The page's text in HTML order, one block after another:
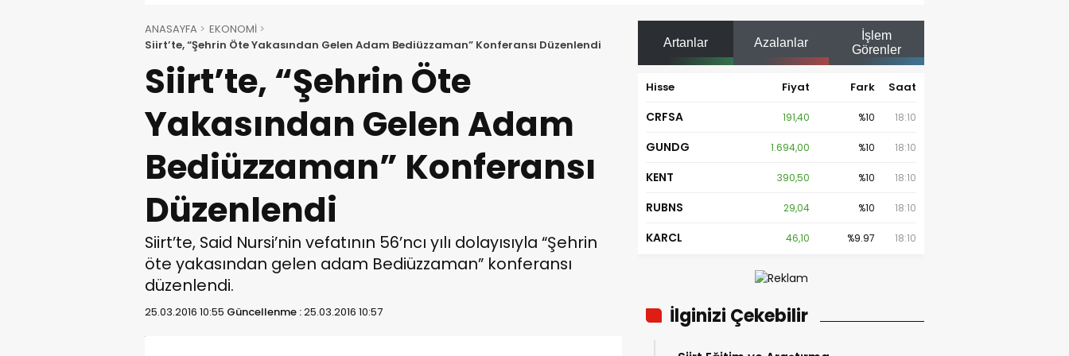
ANASAYFA
EKONOMİ
Siirt’te, “Şehrin Öte Yakasından Gelen Adam Bediüzzaman” Konferansı Düzenlendi
Siirt’te, “Şehrin Öte
Yakasından Gelen Adam
Bediüzzaman” Konferansı
Düzenlendi
Siirt’te, Said Nursi’nin vefatının 56’ncı yılı dolayısıyla “Şehrin
öte yakasından gelen adam Bediüzzaman” konferansı
düzenlendi.
25.03.2016 10:55 Güncellenme :25.03.2016 10:57
Artanlar Azalanlar
İşlem
Görenler
Hisse Fiyat Fark Saat
CRFSA 191,40 %10 18:10
GUNDG 1.694,00 %10 18:10
KENT 390,50 %10 18:10
RUBNS 29,04 %10 18:10
KARCL 46,10 %9.97 18:10
İlginizi Çekebilir